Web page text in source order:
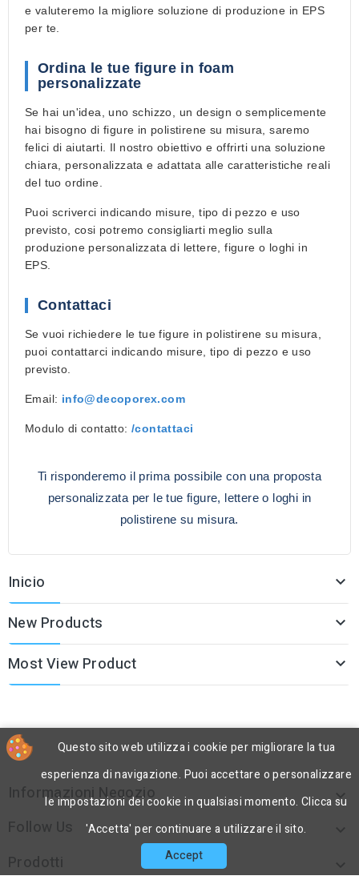
e valuteremo la migliore soluzione di produzione in EPS
per te.
Ordina le tue figure in foam
personalizzate
Se hai un'idea, uno schizzo, un design o semplicemente
hai bisogno difigure in polistirene su misura , saremo
felici di aiutarti. Il nostro obiettivo e offrirti una soluzione
chiara, personalizzata e adattata alle caratteristiche reali
del tuo ordine.
Puoi scriverci indicando misure, tipo di pezzo e uso
previsto, cosi potremo consigliarti meglio sulla
produzione personalizzata di lettere, figure o loghi in
EPS
Contattaci
Se vuoi richiedere le tuefigure in polistirene su misura
puoi contattarci indicando misure, tipo di pezzo e uso
previsto.
Email: info@decoporex.com
Modulo di contatto: /contattaci
Ti risponderemo il prima possibile con una proposta
personalizzata per le tue figure, lettere o loghi in
polistirene su misura.
Inicio 
New Products 
Most View Product 
Informazioni Negozio 
Follow Us 
Prodotti 
Questo sito web utilizza i cookie per migliorare la tua
esperienza di navigazione. Puoi accettare o personalizzare
le impostazioni dei cookie in qualsiasi momento. Clicca su
'Accetta' per continuare a utilizzare il sito.
Accept